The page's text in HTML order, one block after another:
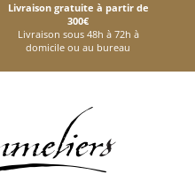
Livraison gratuite à partir de
300€
Livraison sous 48h à 72h à
domicile ou au bureau